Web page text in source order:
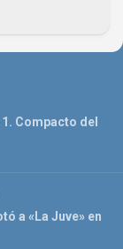
Compacto del
a «La Juve» en